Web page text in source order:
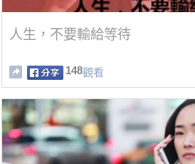
人生，不要輸給等待
148觀看